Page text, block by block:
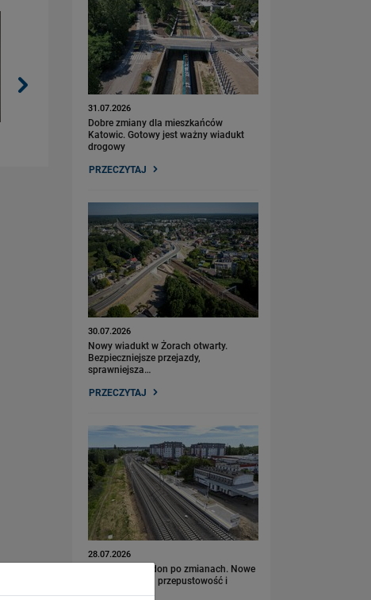
31.07.2026
Dobre zmiany dla mieszkańców
Katowic. Gotowy jest ważny wiadukt
drogowy
PRZECZYTAJ
30.07.2026
Nowy wiadukt w Żorach otwarty.
Bezpieczniejsze przejazdy,
sprawniejsza…
PRZECZYTAJ
28.07.2026
Bydgoszcz Fordon po zmianach. Nowe
perony, większa przepustowość i
kolejny…